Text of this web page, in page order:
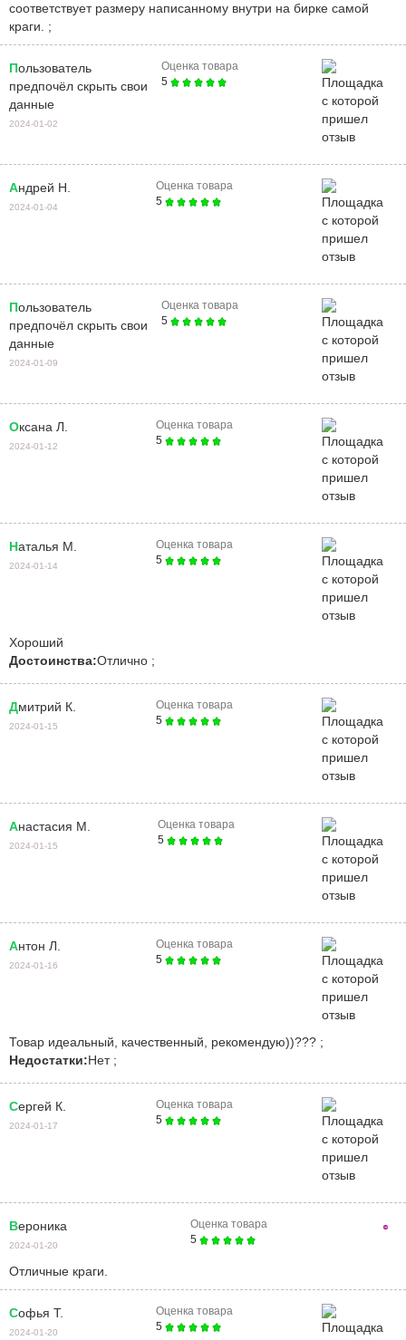
соответствует размеру написанному внутри на бирке самой
краги. ;
Пользователь
предпочёл скрыть свои
данные
2024-01-02
Оценка товара
5
Андрей Н.
2024-01-04
Оценка товара
5
Пользователь
предпочёл скрыть свои
данные
2024-01-09
Оценка товара
5
Оксана Л.
2024-01-12
Оценка товара
5
Наталья М.
2024-01-14
Оценка товара
5
Хороший
Достоинства:Отлично ;
Дмитрий К.
2024-01-15
Оценка товара
5
Анастасия М.
2024-01-15
Оценка товара
5
Антон Л.
2024-01-16
Оценка товара
5
Товар идеальный, качественный, рекомендую))??? ;
Недостатки:Нет ;
Сергей К.
2024-01-17
Оценка товара
5
Вероника
2024-01-20
Оценка товара
5
Отличные краги.
Софья Т.
2024-01-20
Оценка товара
5